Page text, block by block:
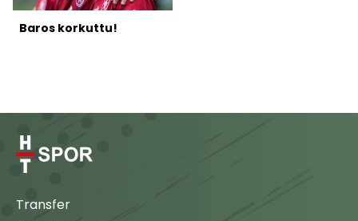
Baros korkuttu!
Transfer